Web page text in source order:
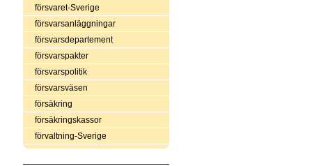
försvaret-Sverige
försvarsanläggningar
försvarsdepartement
försvarspakter
försvarspolitik
försvarsväsen
försäkring
försäkringskassor
förvaltning-Sverige